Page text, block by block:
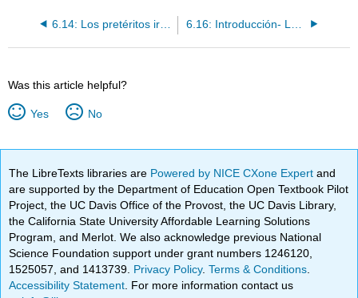
6.14: Los pretéritos irregulares, parte 1
Was this article helpful?
Yes No
The LibreTexts libraries are Powered by NICE CXone Expertand
are supported by the Department of Education Open Textbook Pilot
Project, the UC Davis Office of the Provost, the UC Davis Library,
the California State University Affordable Learning Solutions
Program, and Merlot. We also acknowledge previous National
Science Foundation support under grant numbers 1246120,
1525057, and 1413739. Privacy Policy.Terms & Conditions
Accessibility Statement . For more information contact us